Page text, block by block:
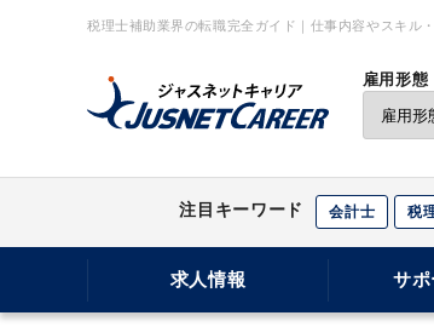
税理士補助業界の転職完全ガイド｜仕事内容やスキル
雇用形態
注目キーワード 会計士 税
求人情報 サ